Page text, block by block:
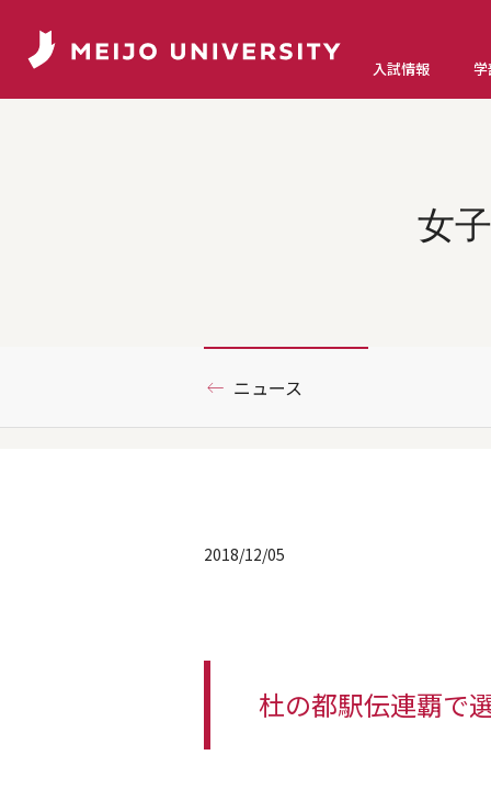
入試情報 学
女
ニュース
2018/12/05
杜の都駅伝連覇で